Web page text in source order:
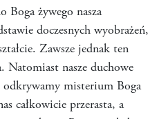
Boga żywego nasza
doczesnych wyobrażeń,
Zawsze jednak ten
Natomiast nasze duchowe
odkrywamy misterium Boga
całkowicie przerasta, a